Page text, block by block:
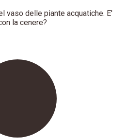
vaso delle piante acquatiche. E'
la cenere?